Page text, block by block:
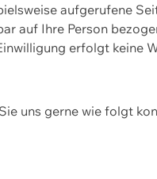
aufgerufene
auf Ihre Person
erfolgt keine
uns gerne wie folgt